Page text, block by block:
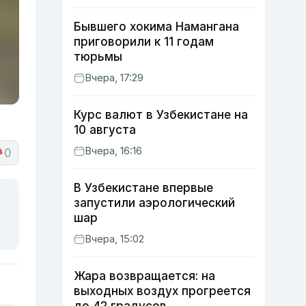
0
Бывшего хокима Намангана
приговорили к 11 годам
тюрьмы
Вчера, 17:29
Курс валют в Узбекистане на
10 августа
Вчера, 16:16
В Узбекистане впервые
запустили аэрологический
шар
Вчера, 15:02
Жара возвращается: на
выходных воздух прогреется